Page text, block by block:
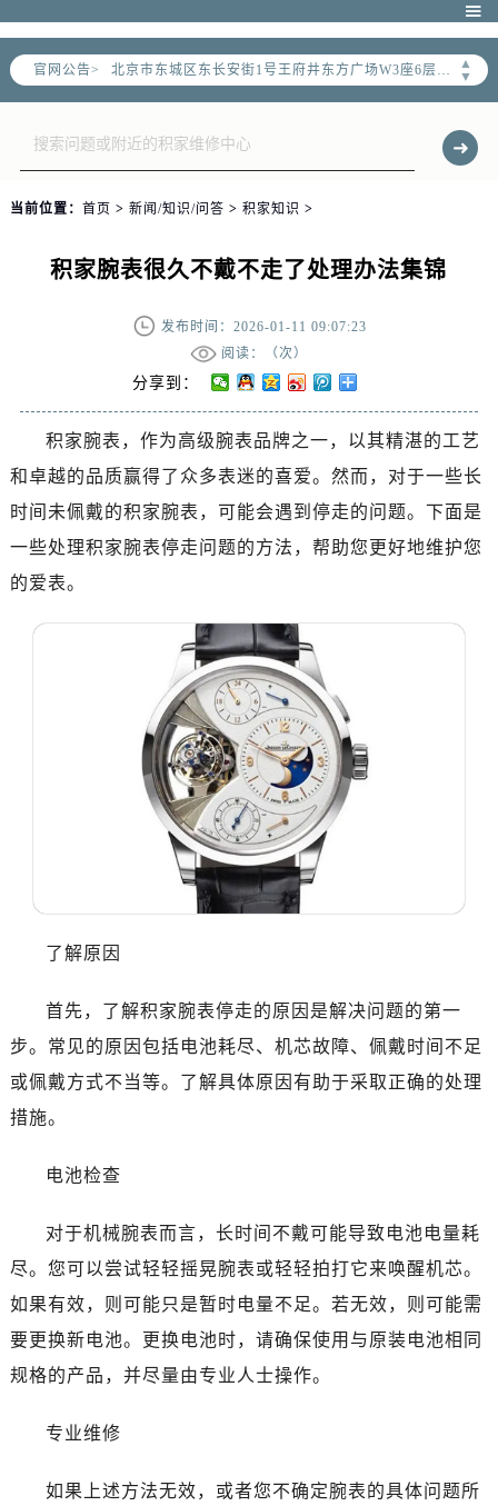

官网公告>
▲
▼
北京市朝阳区建国门外大街甲6号华熙国际中心D座11层1102室售后服务中心（需提前预约）
北京市东城区东长安街1号王府井东方广场W3座6层602室售后服务中心（需提前预约）
节假日正常营业！
当前位置： 首页 > 新闻/知识/问答 > 积家知识 >
积家腕表很久不戴不走了处理办法集锦
发布时间：2026-01-11 09:07:23
阅读：（次）
分享到：
积家腕表，作为高级腕表品牌之一，以其精湛的工艺
和卓越的品质赢得了众多表迷的喜爱。然而，对于一些长
时间未佩戴的积家腕表，可能会遇到停走的问题。下面是
一些处理积家腕表停走问题的方法，帮助您更好地维护您
的爱表。
了解原因
首先，了解积家腕表停走的原因是解决问题的第一
步。常见的原因包括电池耗尽、机芯故障、佩戴时间不足
或佩戴方式不当等。了解具体原因有助于采取正确的处理
措施。
电池检查
对于机械腕表而言，长时间不戴可能导致电池电量耗
尽。您可以尝试轻轻摇晃腕表或轻轻拍打它来唤醒机芯。
如果有效，则可能只是暂时电量不足。若无效，则可能需
要更换新电池。更换电池时，请确保使用与原装电池相同
规格的产品，并尽量由专业人士操作。
专业维修
如果上述方法无效，或者您不确定腕表的具体问题所